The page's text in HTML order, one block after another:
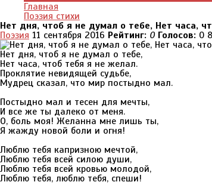
Главная
Поэзия стихи
Нет дня, чтоб я не думал о тебе, Нет часа,
Поэзия 11 сентября 2016 Рейтинг: 0 Голосов: 0
Нет дня, чтоб я не думал о тебе,
Нет часа, чтоб тебя я не желал.
Проклятие невидящей судьбе,
Мудрец сказал, что мир постыдно мал.
Постыдно мал и тесен для мечты,
И все же ты далеко от меня.
О, боль моя! Желанна мне лишь ты,
Я жажду новой боли и огня!
Люблю тебя капризною мечтой,
Люблю тебя всей силою души,
Люблю тебя всей кровью молодой,
Люблю тебя, люблю тебя, спеши!